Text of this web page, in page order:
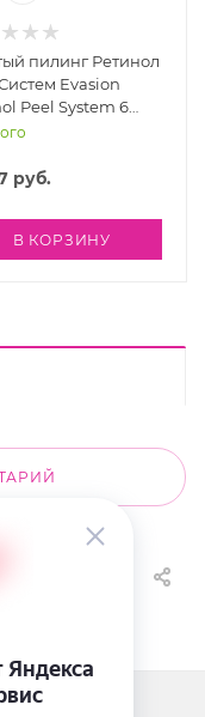
пилинг Ретинол
Evasion
Peel System 6
x 2 мл + 6 саше x 5
руб.
В КОРЗИНУ